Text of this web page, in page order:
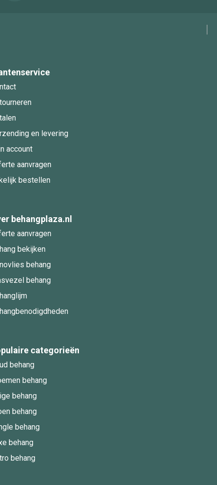
en levering
account
aanvragen
bestellen
behangplaza.nl
aanvragen
bekijken
behang
behang
categorieën
behang
behang
behang
behang
behang
behang
behang